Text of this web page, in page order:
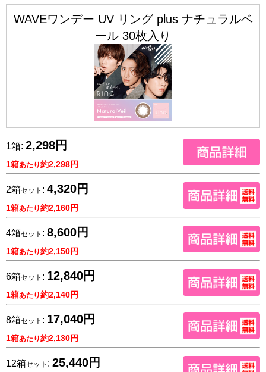
WAVEワンデー UV リング plus ナチュラルベ
ール 30枚入り
1箱: 2,298円
1箱あたり約2,298円
2箱セット : 4,320円
1箱あたり約2,160円
4箱セット : 8,600円
1箱あたり約2,150円
6箱セット : 12,840円
1箱あたり約2,140円
8箱セット : 17,040円
1箱あたり約2,130円
12箱セット : 25,440円